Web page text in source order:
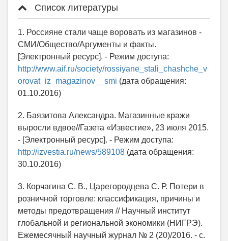
Список литературы
1. Россияне стали чаще воровать из магазинов -
СМИ/Общество/Аргументы и факты.
[Электронный ресурс]. - Режим доступа:
http://www.aif.ru/society/rossiyane_stali_chashche_v
orovat_iz_magazinov__smi (дата обращения:
01.10.2016)
2. Баязитова Александра. Магазинные кражи
выросли вдвое//Газета «Известие», 23 июля 2015.
- [Электронный ресурс]. - Режим доступа:
http://izvestia.ru/news/589108 (дата обращения:
30.10.2016)
3. Корчагина С. В., Царегородцева С. Р. Потери в
розничной торговле: классификация, причины и
методы предотвращения // Научный институт
глобальной и региональной экономики (НИГРЭ).
Ежемесячный научный журнал № 2 (20)/2016. - с.